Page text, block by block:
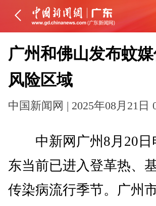
广州和佛山发布蚊
风险区域
中国新闻网 | 2025年08月21日
中新网广州8月20日
东当前已进入登革热、
传染病流行季节。广州